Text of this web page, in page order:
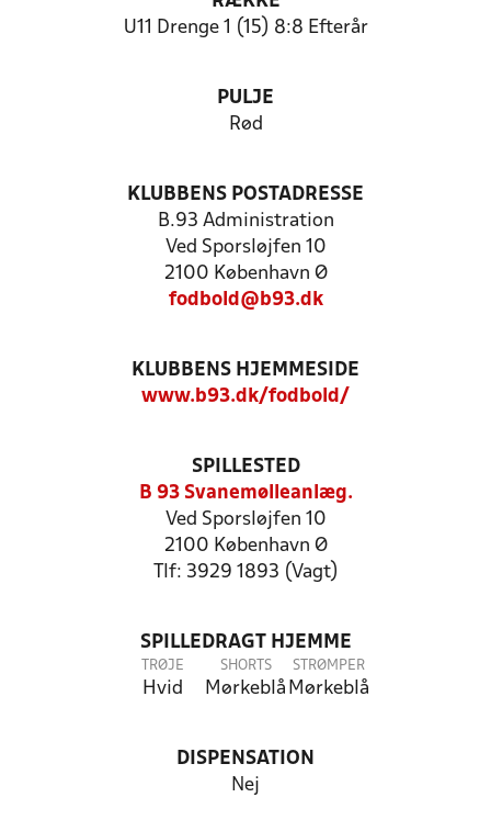
U11 Drenge 1 (15) 8:8 Efterår
PULJE
Rød
KLUBBENS POSTADRESSE
B.93 Administration
Ved Sporsløjfen 10
2100 København Ø
fodbold@b93.dk
KLUBBENS HJEMMESIDE
www.b93.dk/fodbold/
SPILLESTED
B 93 Svanemølleanlæg.
Ved Sporsløjfen 10
2100 København Ø
Tlf: 3929 1893 (Vagt)
SPILLEDRAGT HJEMME
TRØJE
Hvid
SHORTS
Mørkeblå
STRØMPER
Mørkeblå
DISPENSATION
Nej